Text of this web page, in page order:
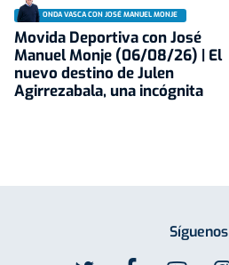
ONDA VASCA CON JOSÉ MANUEL MONJE
Movida Deportiva con José
Manuel Monje (06/08/26) | El
nuevo destino de Julen
Agirrezabala, una incógnita
Síguenos